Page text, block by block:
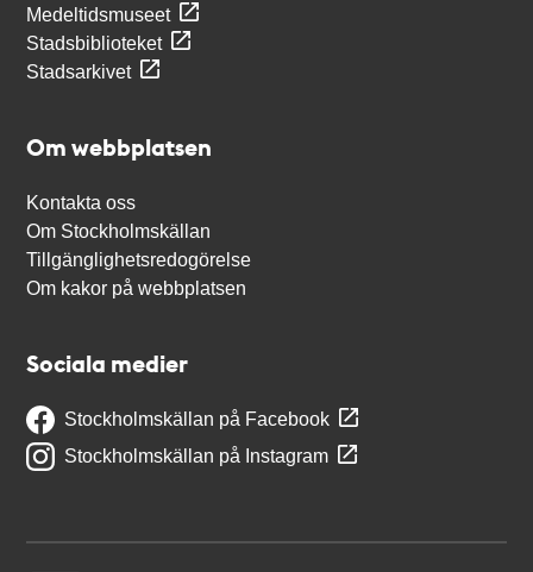
Medeltidsmuseet
Stadsbiblioteket
Stadsarkivet
Om webbplatsen
Kontakta oss
Om Stockholmskällan
Tillgänglighetsredogörelse
Om kakor på webbplatsen
Sociala medier
Stockholmskällan på Facebook
Stockholmskällan på Instagram